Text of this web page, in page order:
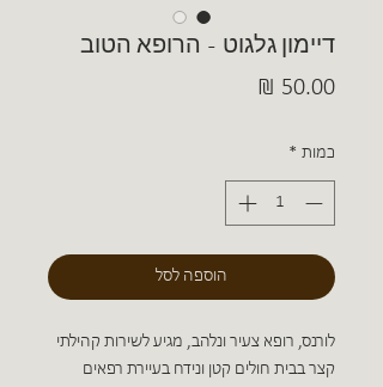
דיימון גלגוט - הרופא הטוב
כמות *
הוספה לסל
לורנס, רופא צעיר ונלהב, מגיע לשירות קהילתי
קצר בבית חולים קטן ונידח בעיירת רפאים